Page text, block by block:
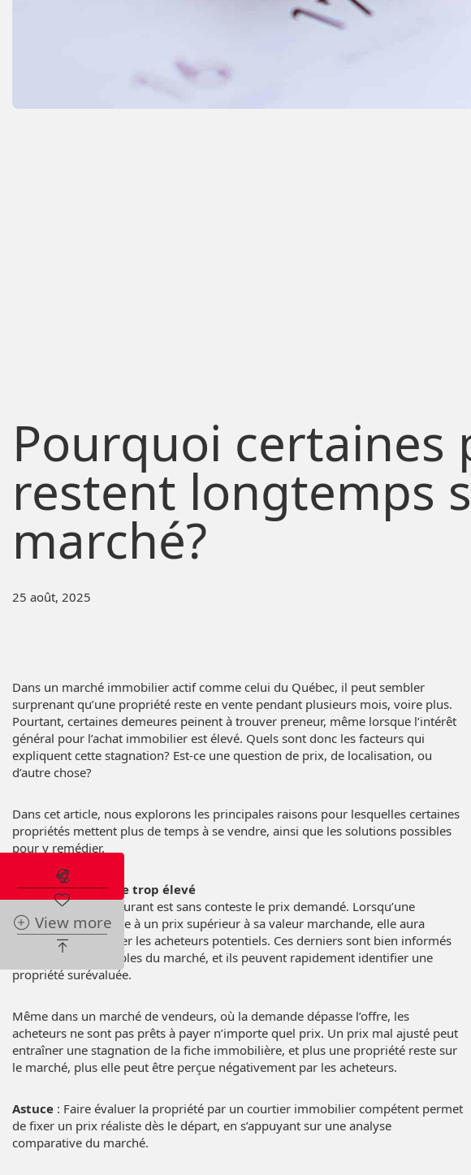
Pourquoi certaines
restent longtemps
marché?
25 août, 2025
Dans un marché immobilier actif comme celui du Québec, il peut sembler
surprenant qu’une propriété reste en vente pendant plusieurs mois, voire plus.
Pourtant, certaines demeures peinent à trouver preneur, même lorsque l’intérêt
général pour l’achat immobilier est élevé. Quels sont donc les facteurs qui
expliquent cette stagnation? Est-ce une question de prix, de localisation, ou
d’autre chose?
Dans cet article, nous explorons les principales raisons pour lesquelles certaines
propriétés mettent plus de temps à se vendre, ainsi que les solutions possibles
pour y remédier.
1. Un prix de vente trop élevé
Le facteur le plus courant est sans conteste le prix demandé. Lorsqu’une
propriété est affichée à un prix supérieur à sa valeur marchande, elle aura
tendance à repousser les acheteurs potentiels. Ces derniers sont bien informés
grâce aux comparables du marché, et ils peuvent rapidement identifier une
propriété surévaluée.
Même dans un marché de vendeurs, où la demande dépasse l’offre, les
acheteurs ne sont pas prêts à payer n’importe quel prix. Un prix mal ajusté peut
entraîner une stagnation de la fiche immobilière, et plus une propriété reste sur
le marché, plus elle peut être perçue négativement par les acheteurs.
Astuce : Faire évaluer la propriété par un courtier immobilier compétent permet
de fixer un prix réaliste dès le départ, en s’appuyant sur une analyse
comparative du marché.
View more